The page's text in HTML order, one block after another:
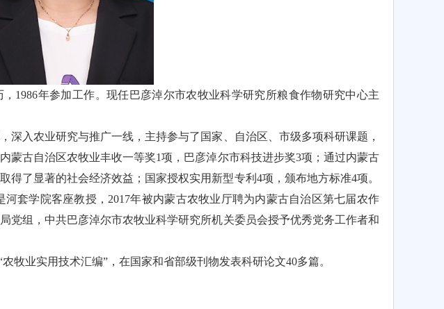
1986年参加工作。现任巴彦淖尔市农牧业科学研究所粮食作物研究中心主
深入农业研究与推广一线，主持参与了国家、自治区、市级多项科研课题，
蒙古自治区农牧业丰收一等奖1项，巴彦淖尔市科技进步奖3项；通过内蒙古
得了显著的社会经济效益；国家授权实用新型专利4项，颁布地方标准4项。
套学院客座教授，2017年被内蒙古农牧业厅聘为内蒙古自治区第七届农作
党组，中共巴彦淖尔市农牧业科学研究所机关委员会授予优秀党务工作者和
牧业实用技术汇编”，在国家和省部级刊物发表科研论文40多篇。